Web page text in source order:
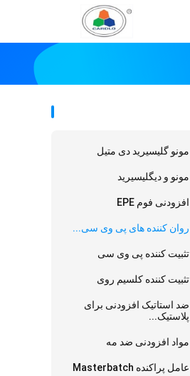
مونو گلیسیرید دی متیل
مونو و دیگلیسیرید
افزودنی فوم EPE
روان کننده های پی وی سی...
تثبیت کننده پی وی سی
تثبیت کننده کلسیم روی
ضد استاتیک افزودنی برای
پلاستیک...
مواد افزودنی ضد مه
عامل پراکنده Masterbatch